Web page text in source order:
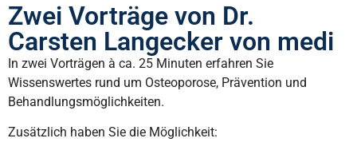
Zwei Vorträge von Dr.
Carsten Langecker von medi
In zwei Vorträgen à ca. 25 Minuten erfahren Sie
Wissenswertes rund um Osteoporose, Prävention und
Behandlungsmöglichkeiten.
Zusätzlich haben Sie die Möglichkeit: